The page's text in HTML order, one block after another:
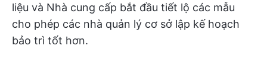
liệu và Nhà cung cấp bắt đầu tiết lộ các mẫu
cho phép các nhà quản lý cơ sở lập kế hoạch
bảo trì tốt hơn.